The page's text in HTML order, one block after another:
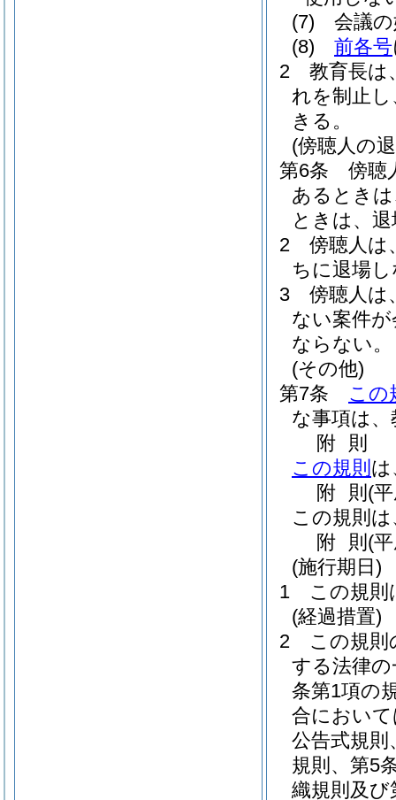
(7)
会議
(8)
前各号
2
教育長は
れを制止
きる。
(傍聴人の
第6条
傍聴
あるとき
ときは、
2
傍聴人は
ちに退場
3
傍聴人は
ない案件
ならない。
(その他)
第7条
この
な事項は
附 則
この規則 は
附 則 (
この規則
附 則 (
(施行期日)
1
この規則
(経過措置)
2
この規則
する法律
条第1項の
合におい
公告式規則
規則、第5
織規則及び